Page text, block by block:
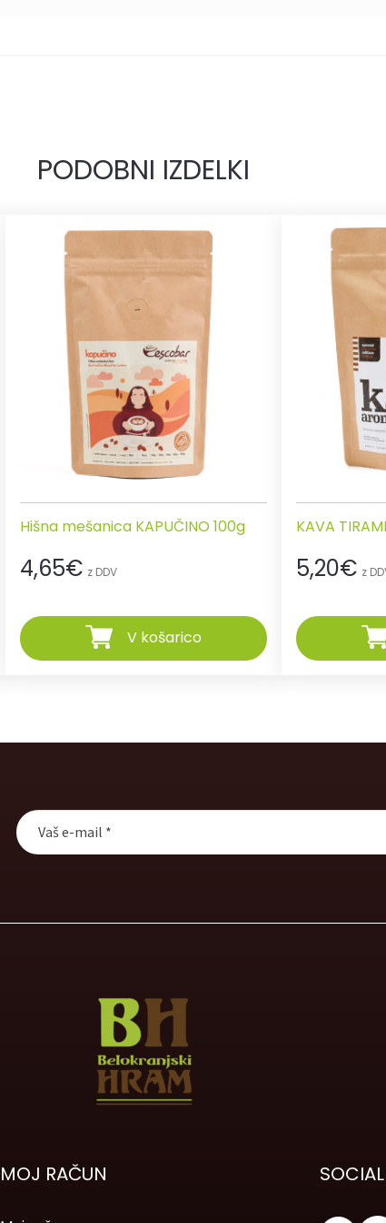
PODOBNI IZDELKI
Hišna mešanica KAPUČINO 100g
4,65€ z DDV
V košarico
KAVA
5,20€ z
MOJ RAČUN